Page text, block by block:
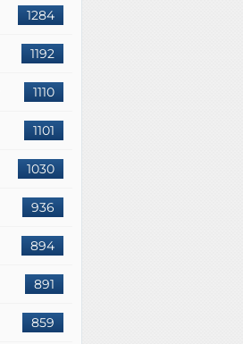
1284
1192
1110
1101
1030
936
894
891
859